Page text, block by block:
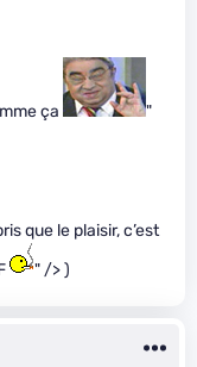
ça
"
que le plaisir, c’est
" /> )